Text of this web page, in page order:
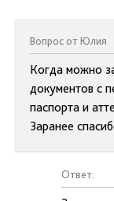
Вопрос от Юлия
Когда можно
документов с
паспорта и
Заранее
Ответ: